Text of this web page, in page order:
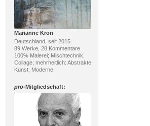
Marianne Kron
Deutschland, seit 2015
89 Werke, 28 Kommentare
100% Malerei; Mischtechnik,
Collage; mehrheitlich: Abstrakte
Kunst, Moderne
pro-Mitgliedschaft: